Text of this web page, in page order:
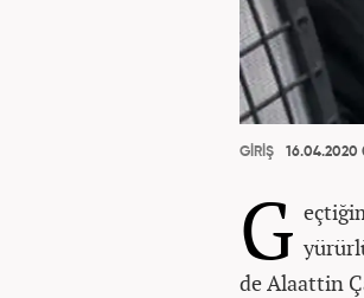
GİRİŞ 16.04.2020
G
de Alaattin